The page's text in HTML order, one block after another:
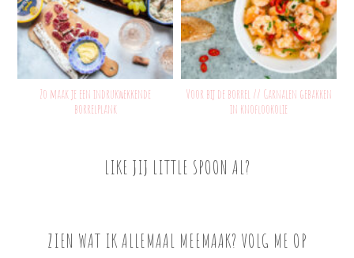
Zo maak je een indrukwekkende
borrelplank
Voor bij de borrel // Garnalen gebakken
in knoflookolie
LIKE JIJ LITTLE SPOON AL?
ZIEN WAT IK ALLEMAAL MEEMAAK? VOLG ME OP